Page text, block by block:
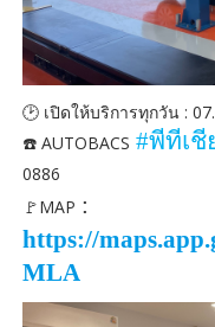
🕑 เปิดให้บริการทุกวัน :
☎️ AUTOBACS #พีทีเชี
0886
🚩MAP :
https://
MLA